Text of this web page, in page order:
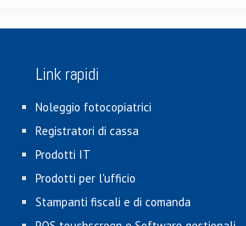
Link rapidi
Noleggio fotocopiatrici
Registratori di cassa
Prodotti IT
Prodotti per l'ufficio
Stampanti fiscali e di comanda